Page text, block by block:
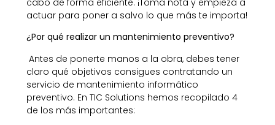
cabo de forma eficiente. ¡Toma nota y empieza a
actuar para poner a salvo lo que más te importa!
¿Por qué realizar un mantenimiento preventivo?
Antes de ponerte manos a la obra, debes tener
claro qué objetivos consigues contratando un
servicio de mantenimiento informático
preventivo. En TIC Solutions hemos recopilado 4
de los más importantes: